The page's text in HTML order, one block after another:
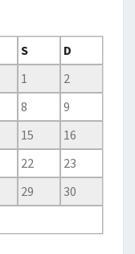
S
D
1
2
8
9
15
16
22
23
29
30